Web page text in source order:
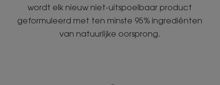
wordt elk nieuw niet-uitspoelbaar product
geformuleerd met ten minste 95% ingrediënten
van natuurlijke oorsprong.